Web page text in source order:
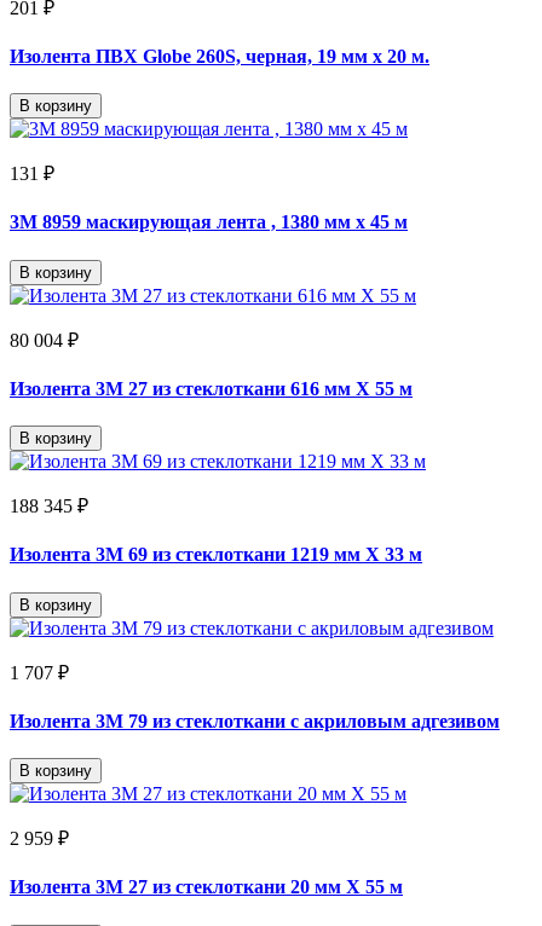
201 ₽
Изолента ПВХ Globe 260S, черная, 19 мм х 20 м.
В корзину
131 ₽
3M 8959 маскирующая лента , 1380 мм х 45 м
В корзину
80 004 ₽
Изолента 3M 27 из стеклоткани 616 мм Х 55 м
В корзину
188 345 ₽
Изолента 3M 69 из стеклоткани 1219 мм Х 33 м
В корзину
1 707 ₽
Изолента 3M 79 из стеклоткани с акриловым адгезивом
В корзину
2 959 ₽
Изолента 3M 27 из стеклоткани 20 мм Х 55 м